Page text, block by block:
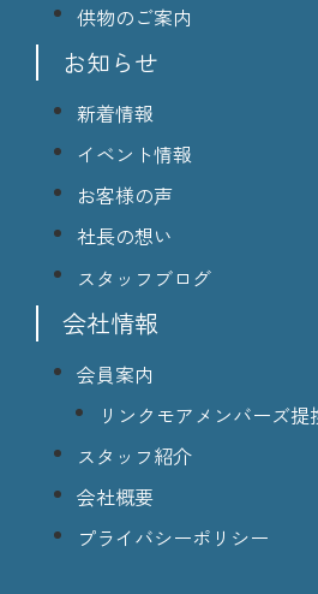
供物のご案内
お知らせ
新着情報
イベント情報
お客様の声
社長の想い
スタッフブログ
会社情報
会員案内
リンクモアメンバーズ提
スタッフ紹介
会社概要
プライバシーポリシー